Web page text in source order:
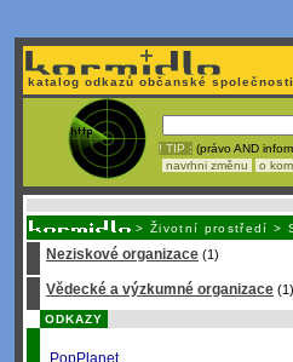
katalog odkazů občanské společnosti
! TIP : (právo AND
navrhni změnu
o
> Životní prostředí >
Neziskové organizace (1)
Vědecké a výzkumné organizace (1)
ODKAZY
PopPlanet